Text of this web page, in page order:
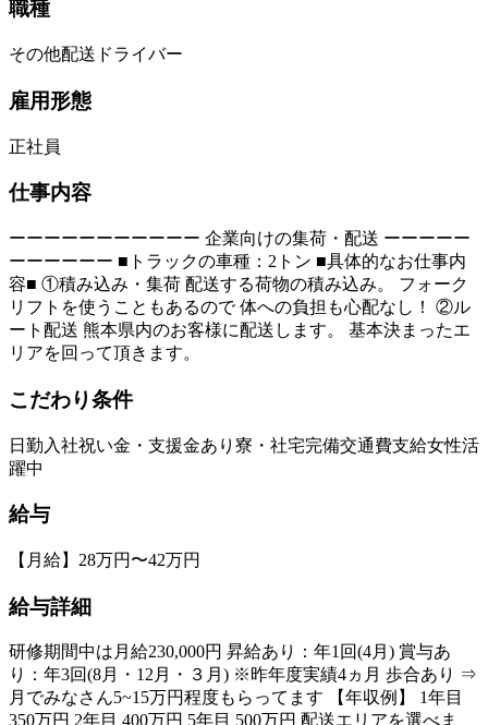
職種
その他配送ドライバー
雇用形態
正社員
仕事内容
ーーーーーーーーーーー 企業向けの集荷・配送 ーーーーー
ーーーーーー ■トラックの車種：2トン ■具体的なお仕事内
容■ ①積み込み・集荷 配送する荷物の積み込み。 フォーク
リフトを使うこともあるので 体への負担も心配なし！ ②ル
ート配送 熊本県内のお客様に配送します。 基本決まったエ
リアを回って頂きます。
こだわり条件
日勤 入社祝い金・支援金あり 寮・社宅完備交通費支給女性活
躍中
給与
【月給】28万円〜42万円
給与詳細
研修期間中は月給230,000円 昇給あり：年1回(4月) 賞与あ
り：年3回(8月・12月・３月) ※昨年度実績4ヵ月 歩合あり ⇒
月でみなさん5~15万円程度もらってます 【年収例】 1年目
350万円 2年目 400万円 5年目 500万円 配送エリアを選べま